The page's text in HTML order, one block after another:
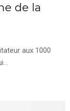
de la
aux 1000